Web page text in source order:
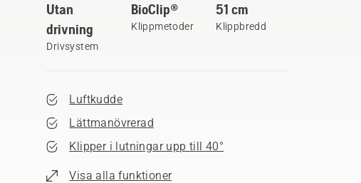
Utan
drivning
Drivsystem
BioClip®
Klippmetoder
51 cm
Klippbredd
Luftkudde
Lättmanövrerad
Klipper i lutningar upp till 40°
Visa alla funktioner